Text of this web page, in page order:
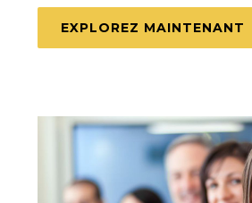
EXPLOREZ MAINTENANT